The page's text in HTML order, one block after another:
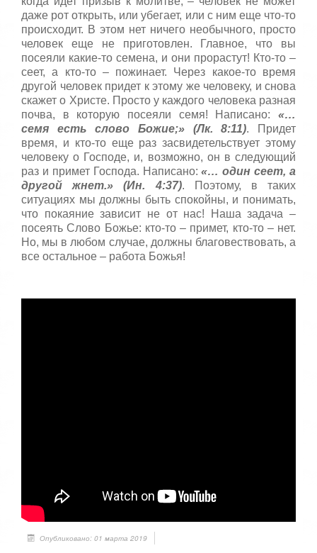
и
т
е
даже рот открыть, или убегает, или с ним еще что-то
происходит. В этом нет ничего необычного, просто
человек еще не приготовлен. Главное, что вы
посеяли какие-то семена, и они прорастут! Кто-то –
сеет, а кто-то – пожинает. Через какое-то время
другой человек придет к этому же человеку, и снова
скажет о Христе. Просто у каждого человека разная
почва, в которую посеяли семя! Написано: «…
семя есть слово Божие;» (Лк. 8:11). Придет
время, и кто-то еще раз засвидетельствует этому
человеку о Господе, и, возможно, он в следующий
раз и примет Господа. Написано:«… один сеет, а
другой жнет.» (Ин. 4:37). Поэтому, в таких
ситуациях мы должны быть спокойны, и понимать,
что покаяние зависит не от нас! Наша задача –
посеять Слово Божье: кто-то – примет, кто-то – нет.
Но, мы в любом случае, должны благовествовать, а
все остальное – работа Божья!
Опубликовано: 01 марта 2019